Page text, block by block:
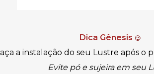
Dica Gênesis 😉
a instalação do seu Lustre após o
Evite pó e sujeira em seu